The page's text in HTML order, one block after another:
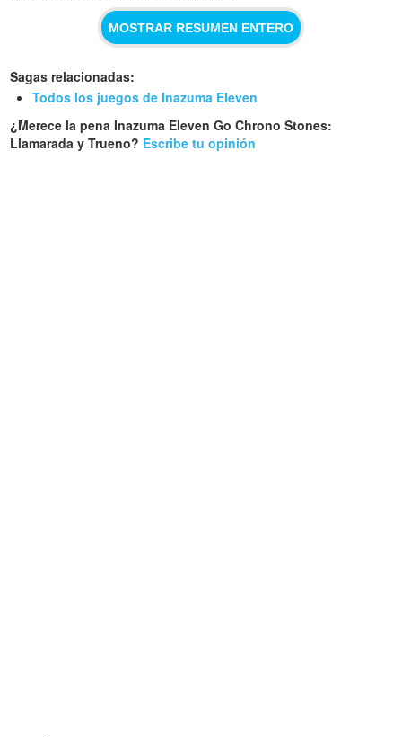
MOSTRAR RESUMEN ENTERO
Sagas relacionadas:
Todos los juegos de Inazuma Eleven
¿Merece la pena Inazuma Eleven Go Chrono Stones:
Llamarada y Trueno? Escribe tu opinión